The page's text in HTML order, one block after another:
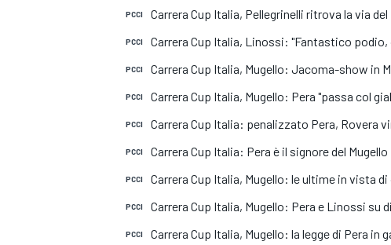
MOTOGP WEC
PCCI Carrera Cup Italia, Pellegrinelli ritrova la via
PCCI Carrera Cup Italia, Linossi: "Fantastico
PCCI Carrera Cup Italia, Mugello: Jacoma-show in
PCCI Carrera Cup Italia, Mugello: Pera "passa col
PCCI Carrera Cup Italia: penalizzato Pera, Rovera
PCCI Carrera Cup Italia: Pera è il signore del Mugello
PCCI Carrera Cup Italia, Mugello: le ultime in vista di
PCCI Carrera Cup Italia, Mugello: Pera e Linossi su
PCCI Carrera Cup Italia, Mugello: la legge di Pera in